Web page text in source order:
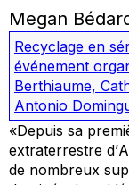
Megan
Recyclage en
événement
Berthiaume,
Antonio
«Depuis sa
extraterrestre d’
de nombreux